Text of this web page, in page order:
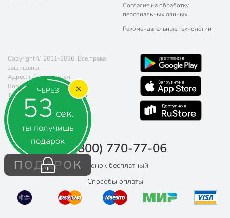
ЧЕРЕЗ
52 сек.
ты получишь
подарок
ПОДАРОК
Согласие на обработку
персональных данных
Рекомендательные технологии
Copyright © 2011-2026. Все права
защищены.
Адрес: г. Серпухов, ул.
Ворошилова, д. 139
Телефон:
8 (800) 770-77-06
Почта:sales@poryadok.ru
8 (800) 770-77-06
Звонок бесплатный
Способы оплаты